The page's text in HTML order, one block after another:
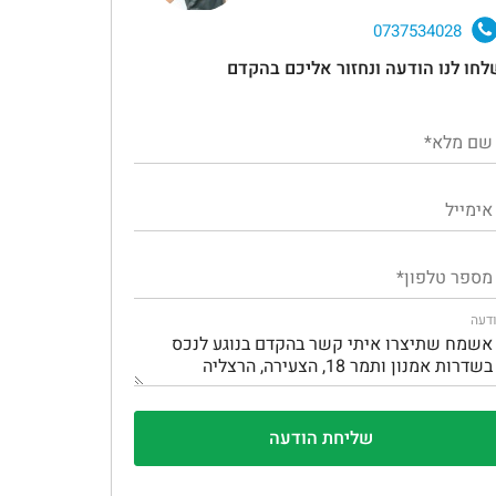
0737534028
לנו הודעה ונחזור אליכם בהקדם